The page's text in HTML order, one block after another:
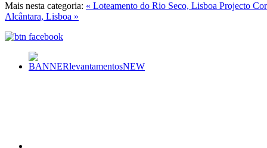
Mais nesta categoria: « Loteamento do Rio Seco, Lisboa Projecto
Alcântara, Lisboa »